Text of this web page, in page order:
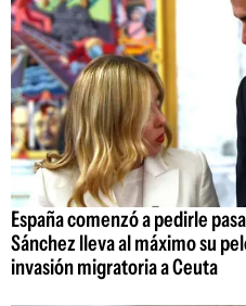
España comenzó a pedirle
Sánchez lleva al máximo su
invasión migratoria a Ceuta